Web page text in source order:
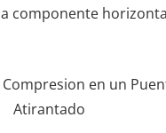
componente